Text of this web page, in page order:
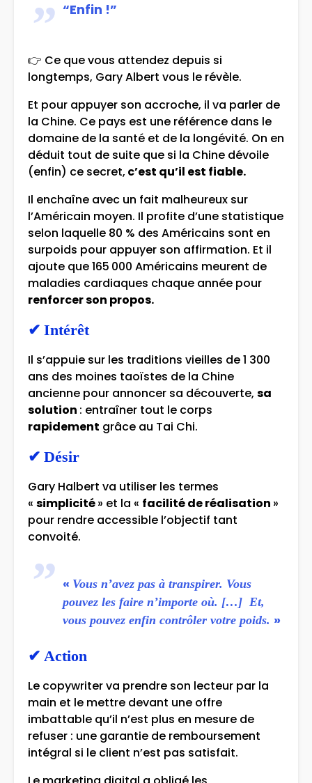
“Enfin !”
👉 Ce que vous attendez depuis si
longtemps, Gary Albert vous le révèle.
Et pour appuyer son accroche, il va parler de
la Chine. Ce pays est une référence dans le
domaine de la santé et de la longévité. On en
déduit tout de suite que si la Chine dévoile
(enfin) ce secret, c’est qu’il est fiable.
Il enchaîne avec un fait malheureux sur
l’Américain moyen. Il profite d’une statistique
selon laquelle 80 % des Américains sont en
surpoids pour appuyer son affirmation. Et il
ajoute que 165 000 Américains meurent de
maladies cardiaques chaque année pour
renforcer son propos.
✔ Intérêt
Il s’appuie sur les traditions vieilles de 1 300
ans des moines taoïstes de la Chine
ancienne pour annoncer sa découverte, sa
solution : entraîner tout le corps
rapidement grâce au Tai Chi.
✔ Désir
Gary Halbert va utiliser les termes
« simplicité» et la « facilité de réalisation »
pour rendre accessible l’objectif tant
convoité.
« Vous n’avez pas à transpirer. Vous
pouvez les faire n’importe où. […] Et,
vous pouvez enfin contrôler votre poids. »
✔ Action
Le copywriter va prendre son lecteur par la
main et le mettre devant une offre
imbattable qu’il n’est plus en mesure de
refuser : une garantie de remboursement
intégral si le client n’est pas satisfait.